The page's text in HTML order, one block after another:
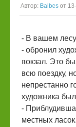
Автор: Balbes от
- В вашем лесу
- обронил
вокзал. Это
всю поездку,
непрестанно
художника
-
местных